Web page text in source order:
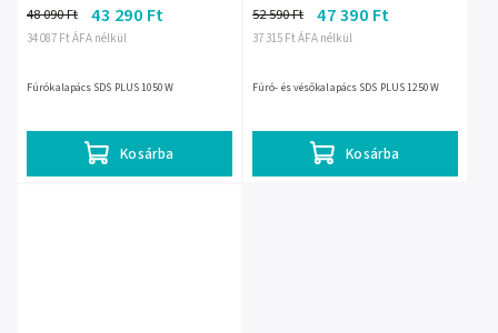
34 087 Ft ÁFA nélkül
48 090 Ft 43 290 Ft
Kosárba
Fúrókalapács SDS PLUS 1050W
37 315 Ft ÁFA nélkül
52 590 Ft 47 390 Ft
Kosárba
Fúró- és vésőkalapács SDS PLUS 1250W